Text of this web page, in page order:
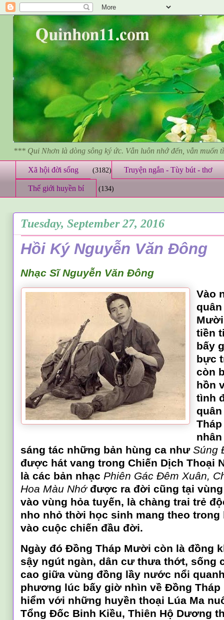
*** Qui Nhơn là dòng sông ký ức. Vẫn luôn nhớ đến, vẫn muốn
Xã hội đời sống (3182) Truyện ngắn - Tùy bút - thơ
Thế giới huyền bí (134)
Tuesday, September 27, 2016
Hồi Ký Nguyễn Văn Đông
Nhạc Sĩ Nguyễn Văn Đông
Vào
tiền
bấy
bực
còn
hồn
tình
sáng tác những bản hùng ca như Súng
được hát vang trong Chiến Dịch Thoại
là các bản nhạc Phiên Gác Đêm Xuân,
Hoa Màu Nhớ được ra đời cũng tại
vào vùng hỏa tuyến, là chàng trai trẻ
nho nhỏ thời học sinh mang theo
vào cuộc chiến đầu đời.
Ngày đó Đồng Tháp Mười còn là đồng
sậy ngút ngàn, dân cư thưa thớt, sống
cao giữa vùng đồng lầy nước nổi
phương lúc bấy giờ nhìn về Đồng
hiểm với những huyền thoại Lúa Ma
Tổng Đốc Binh Kiều, Thiên Hộ Dương